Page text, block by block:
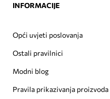
INFORMACIJE
Opći uvjeti poslovanja
Ostali pravilnici
Modni blog
Pravila prikazivanja proizvoda